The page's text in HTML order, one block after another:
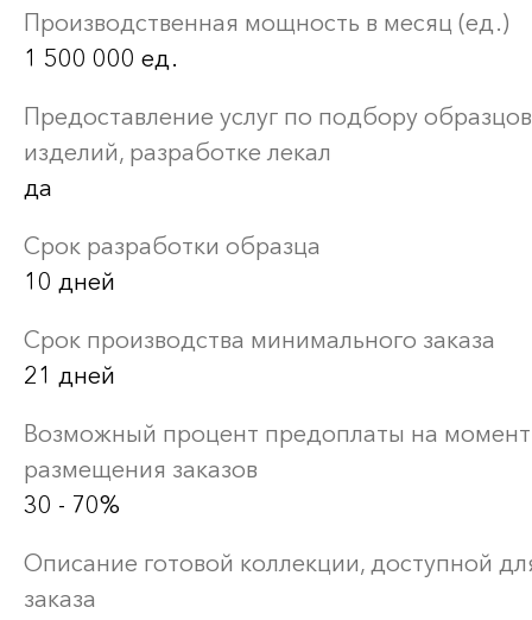
Производственная мощность в месяц (ед.)
1 500 000 ед.
Предоставление услуг по подбору образцов
изделий, разработке лекал
да
Срок разработки образца
10 дней
Срок производства минимального заказа
21 дней
Возможный процент предоплаты на момент
размещения заказов
30 - 70%
Описание готовой коллекции, доступной
заказа